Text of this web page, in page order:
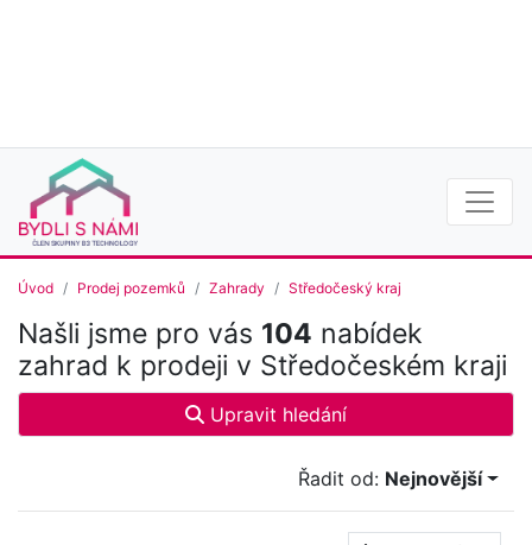
Úvod Prodej pozemků Zahrady Středočeský kraj
Našli jsme pro vás 104 nabídek
zahrad k prodeji v Středočeském kraji
Upravit hledání
Řadit od: Nejnovější